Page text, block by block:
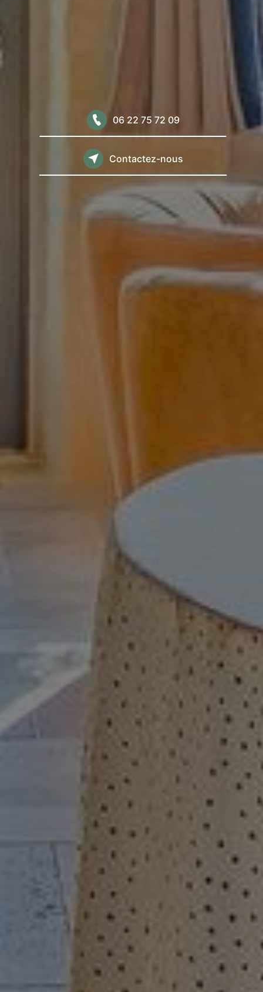
06 22 75 72 09
Contactez-nous